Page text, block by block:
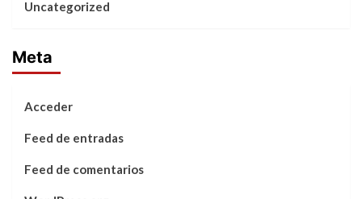
Uncategorized
Meta
Acceder
Feed de entradas
Feed de comentarios